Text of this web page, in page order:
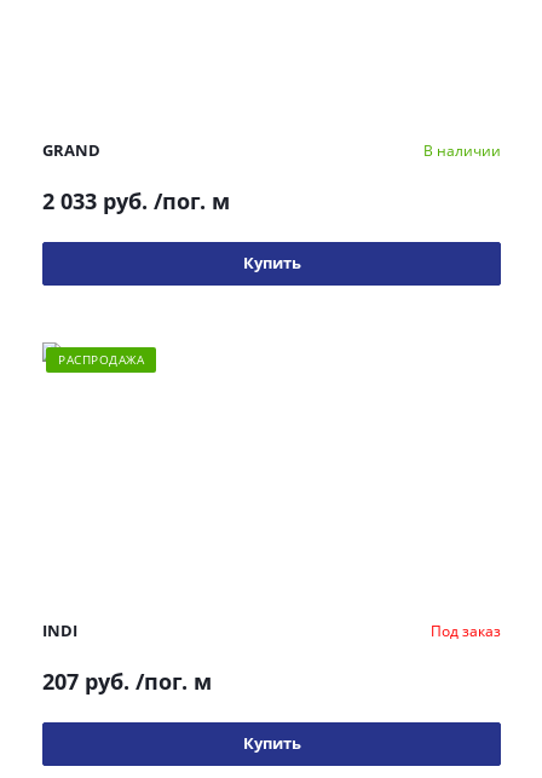
GRAND В наличии
2 033 руб. /пог. м
Купить
РАСПРОДАЖА
INDI Под заказ
207 руб. /пог. м
Купить